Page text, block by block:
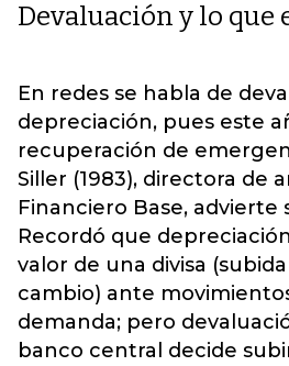
Devaluación y lo que
En redes se habla de
depreciación, pues este
recuperación de
Siller (1983), directora de
Financiero Base, advierte
Recordó que
valor de una divisa
cambio) ante
demanda; pero
banco central decide